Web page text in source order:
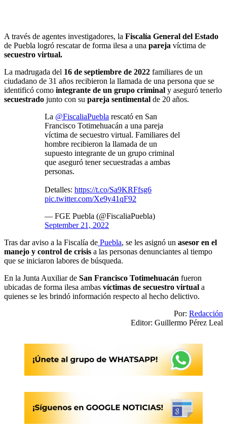
A través de agentes investigadores, la Fiscalía General del Estado
de Puebla logró rescatar de forma ilesa a una pareja víctima de
secuestro virtual.
La madrugada del 16 de septiembre de 2022 familiares de un
ciudadano de 31 años recibieron la llamada de una persona que se
identificó como integrante de un grupo criminal y aseguró tenerlo
secuestrado junto con su pareja sentimental de 20 años.
La @FiscaliaPuebla rescató en San
Francisco Totimehuacán a una pareja
víctima de secuestro virtual. Familiares del
hombre recibieron la llamada de un
supuesto integrante de un grupo criminal
que aseguró tener secuestradas a ambas
personas.
Detalles: https://t.co/Sa9KRFfsg6
pic.twitter.com/Xe9y41qF92
— FGE Puebla (@FiscaliaPuebla)
September 21, 2022
Tras dar aviso a la Fiscalía de Puebla, se les asignó un asesor en el
manejo y control de crisis a las personas denunciantes al tiempo
que se iniciaron labores de búsqueda.
En la Junta Auxiliar de San Francisco Totimehuacán fueron
ubicadas de forma ilesa ambas víctimas de secuestro virtual a
quienes se les brindó información respecto al hecho delictivo.
Por: Redacción
Editor: Guillermo Pérez Leal